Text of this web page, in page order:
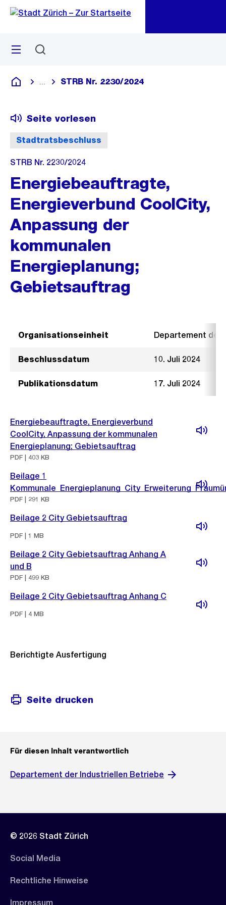
Navigation
Sprunglink
Menü
Deutsch
Blende alle Breadcrumbs ein
STRB Nr. 2230/2024
Stadtratsbeschluss
Seite vorlesen
STRB Nr. 2230/2024
Energiebeauftragte,
Energieverbund CoolCity,
Anpassung der
kommunalen
Energieplanung;
Gebietsauftrag
Organisationseinheit Departement der
Beschlussdatum 10. Juli 2024
Publikationsdatum 17. Juli 2024
Energiebeauftragte, Energieverbund
CoolCity, Anpassung der kommunalen
Energieplanung; Gebietsauftrag
PDF | 403 KB
Beilage 1
PDF | 291 KB
Beilage 2 City Gebietsauftrag
PDF | 1 MB
Beilage 2 City Gebietsauftrag Anhang A
und B
PDF | 499 KB
Beilage 2 City Gebietsauftrag Anhang C
PDF | 4 MB
Berichtigte Ausfertigung
Seite drucken
Für diesen Inhalt verantwortlich
Departement der Industriellen Betriebe
© 2026 Stadt Zürich
Social Media
Rechtliche Hinweise
Impressum